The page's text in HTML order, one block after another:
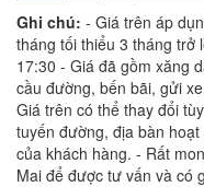
Ghi chú: - Giá trên áp
tháng tối thiểu 3 tháng trở
17:30 - Giá đã gồm xăng
cầu đường, bến bãi, gửi
Giá trên có thể thay đổi
tuyến đường, địa bàn
của khách hàng. - Rất
Mai để được tư vấn và có